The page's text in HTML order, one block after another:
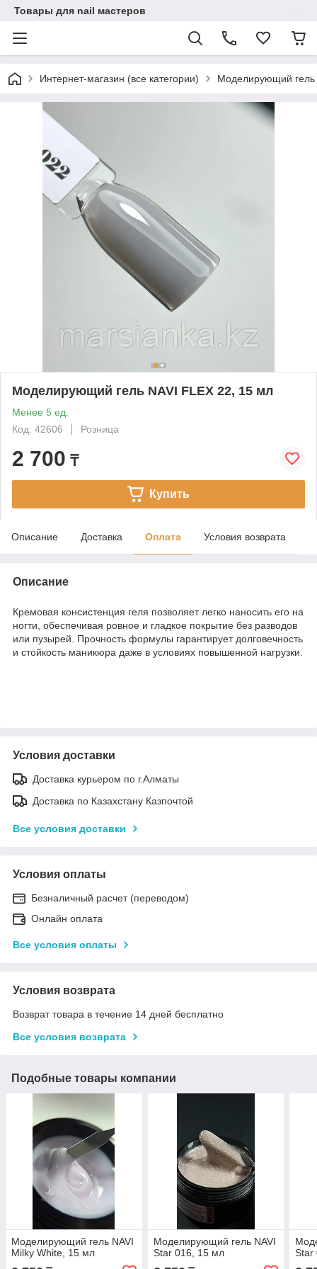
Товары для nail мастеров
Интернет-магазин (все категории) Моделирующий гель
Моделирующий гель NAVI FLEX 22, 15 мл
Менее 5 ед.
Код: 42606
Розница
2 700 ₸
Купить
Описание Доставка Оплата Условия возврата
Описание
Кремовая консистенция геля позволяет легко наносить его на
ногти, обеспечивая ровное и гладкое покрытие без разводов
или пузырей. Прочность формулы гарантирует долговечность
и стойкость маникюра даже в условиях повышенной нагрузки.
Условия доставки
Доставка курьером по г.Алматы
Доставка по Казахстану Казпочтой
Все условия доставки
Условия оплаты
Безналичный расчет (переводом)
Онлайн оплата
Все условия оплаты
Условия возврата
Возврат товара в течение 14 дней бесплатно
Все условия возврата
Подобные товары компании
Моделирующий гель NAVI
Milky White, 15 мл
Моделирующий гель NAVI
Star 016, 15 мл
Star